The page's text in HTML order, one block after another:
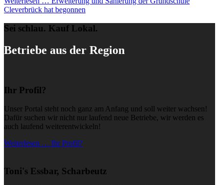
Cleverbrück hat begonnen
Sei schlau. Kauf Lokal.
Betriebe aus der Region
Ihr Profil?
Unser Portal steht noch ganz am Anfang und soll weiter wachsen!
Dafür suchen wir nicht nur laufend neue Betriebe, wir werden es
auch laufend weiterentwickeln!
Weiterlesen … Ihr Profil?
Toni's Essbar, Scharbeutz